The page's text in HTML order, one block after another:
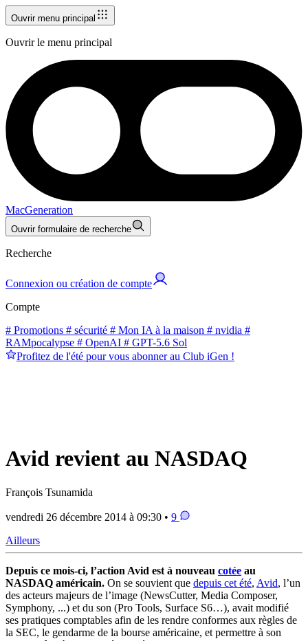
Ouvrir menu principal
Ouvrir le menu principal
MacGeneration
Ouvrir formulaire de recherche
Recherche
Connexion ou création de compte
Compte
# Promotions # sécurité # Mon IA à la maison # nvidia #
RAMpocalypse # OpenAI # GPT-5.6 Sol
Profitez de l'été pour vous abonner au Club iGen !
Avid revient au NASDAQ
François Tsunamida
vendredi 26 décembre 2014 à 09:30 • 9
Ailleurs
Depuis ce mois-ci, l’action Avid est à nouveau cotée au
NASDAQ américain. On se souvient que depuis cet été, Avid, l’un
des acteurs majeurs de l’image (NewsCutter, Media Composer,
Symphony, ...) et du son (Pro Tools, Surface S6…), avait modifié
ses pratiques comptables afin de les rendre conformes aux règles de
la SEC, le gendarme de la bourse américaine, et permettre à son